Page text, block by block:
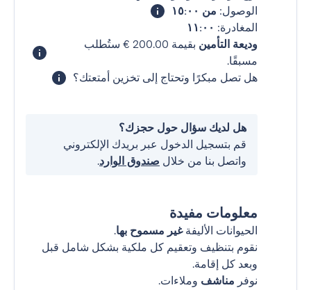
الوصول: من ١٥:٠٠
المغادرة: ١١:٠٠
وديعة التأمين
بقيمة ‏200.00 € ستُطلب
مسبقًا.
هل تصل مبكرًا وتحتاج إلى تخزين أمتعتك؟
هل لديك سؤال حول حجزك؟
قم بتسجيل الدخول عبر بريدك الإلكتروني
واتصل بنا من خلال صندوق الوارد.
معلومات مفيدة
الحيوانات الأليفةغير مسموح بها.
نقوم بتنظيف وتعقيم كل ملكية بشكل شامل قبل
وبعد كل إقامة.
نوفر مناشف وملاءات.